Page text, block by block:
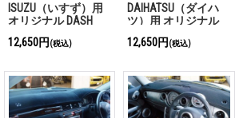
ISUZU（いすず）用
オリジナル DASH
ト)
12,650円 (税込)
DAIHATSU（ダイハ
ツ）用 オリジナル
マット)
12,650円 (税込)